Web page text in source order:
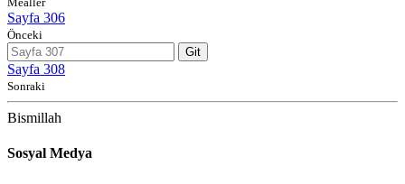
Sayfa 306
Önceki
Git
Sayfa 308
Sonraki
Bismillah
Sosyal Medya